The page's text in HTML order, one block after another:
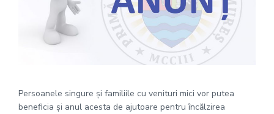
Persoanele singure şi familiile cu venituri mici vor putea
beneficia şi anul acesta de ajutoare pentru încălzirea